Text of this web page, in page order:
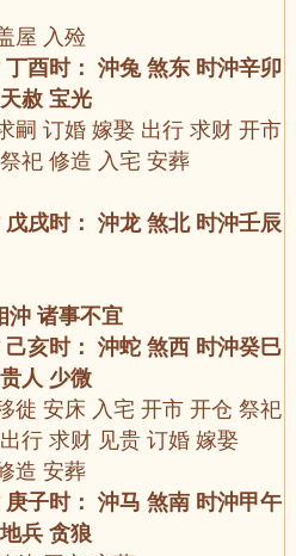
屋 入殓
丁酉时： 沖兔 煞东 时沖辛卯
赦 宝光
嗣 订婚 嫁娶 出行 求财 开市
祀 修造 入宅 安葬
戊戌时： 沖龙 煞北 时沖壬辰
沖 诸事不宜
亥时： 沖蛇 煞西 时沖癸巳
人 少微
徙 安床 入宅 开市 开仓 祭祀
行 求财 见贵 订婚 嫁娶
造 安葬
子时： 沖马 煞南 时沖甲午
兵 贪狼